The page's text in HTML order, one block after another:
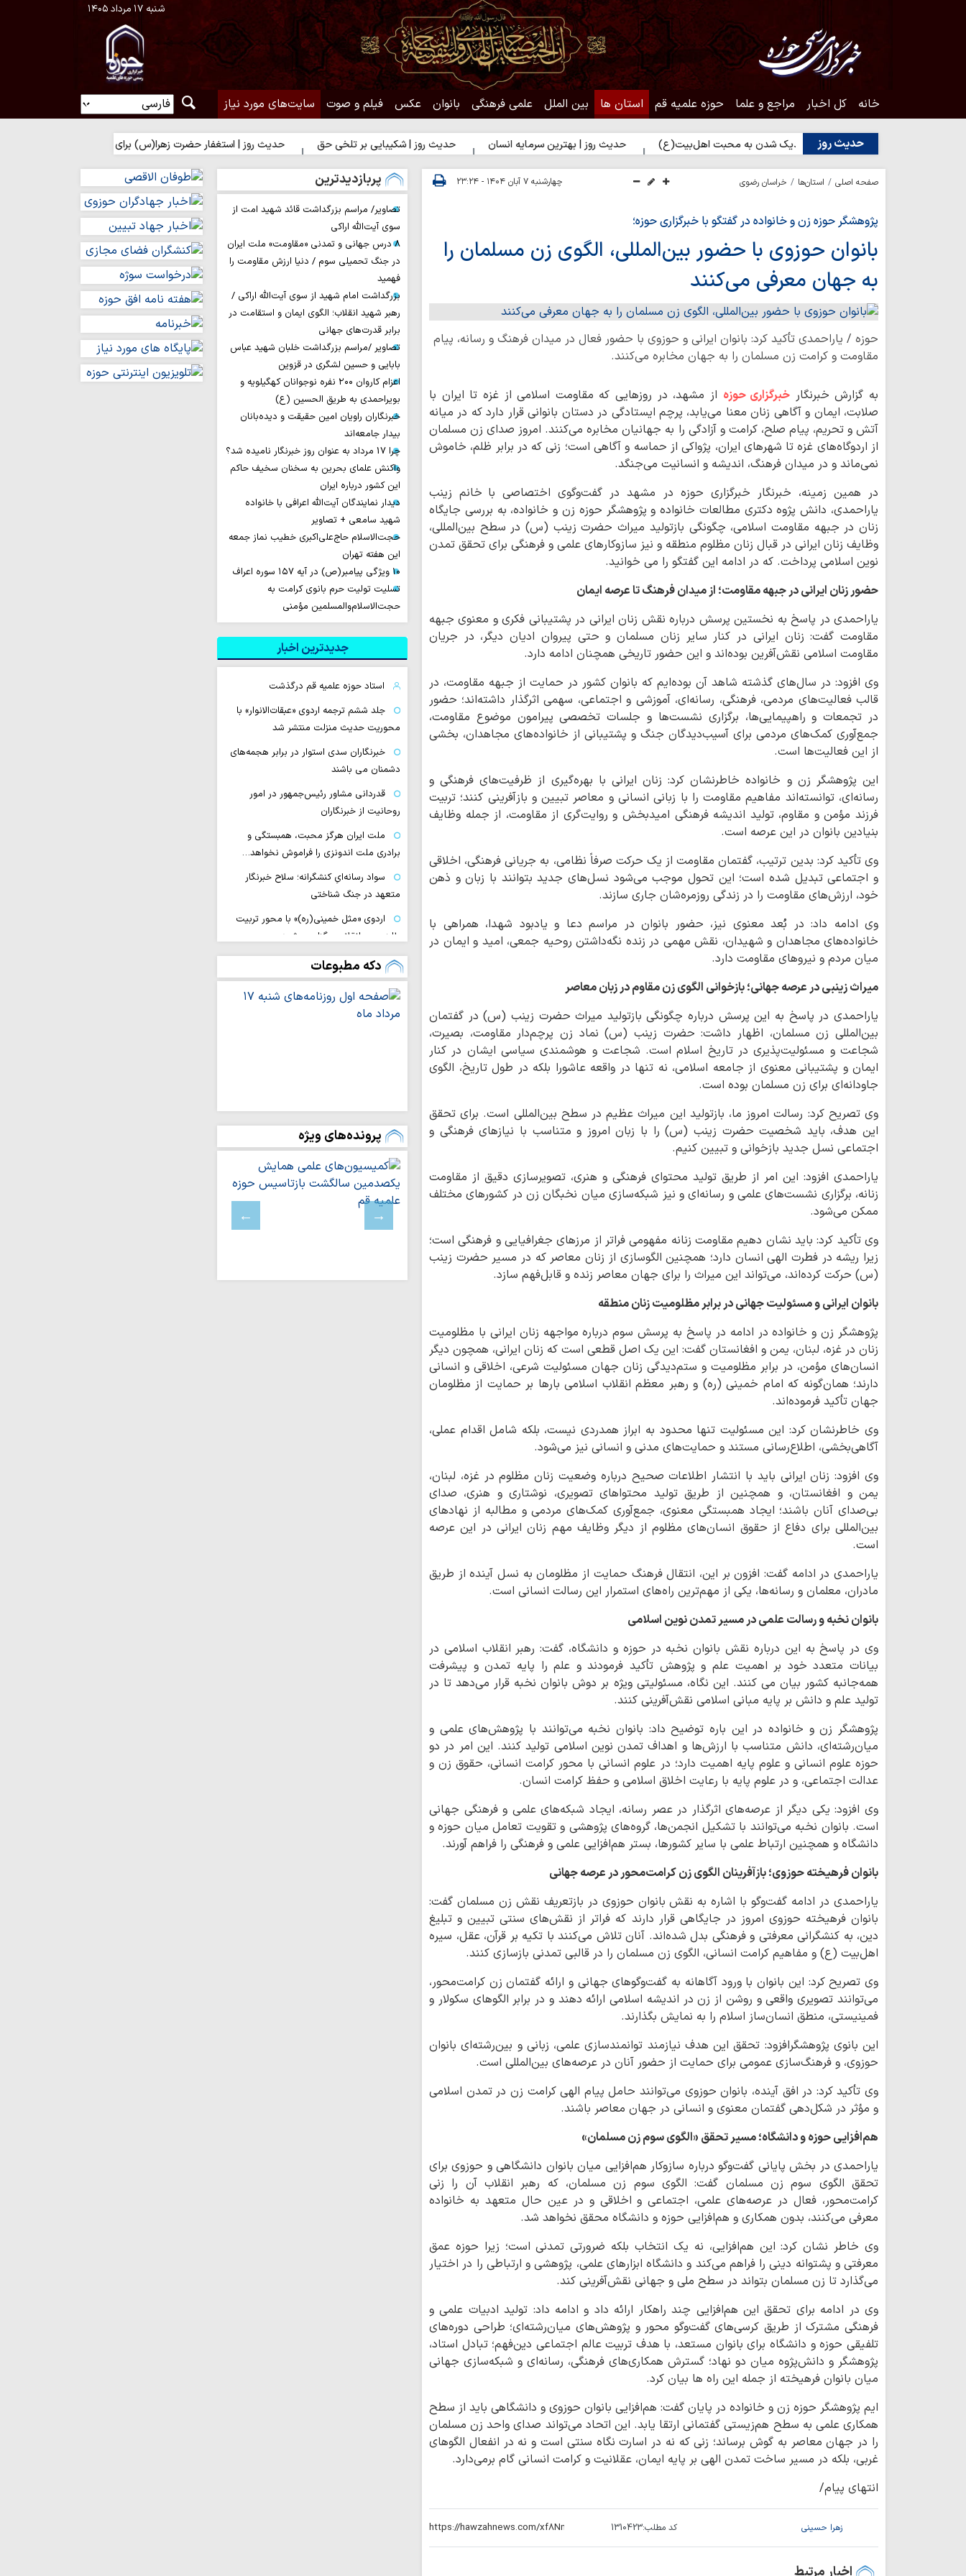
شنبه ۱۷ مرداد ۱۴۰۵
خانه کل اخبار مراجع و علما حوزه علمیه قم استان ها بین الملل علمی فرهنگی بانوان عکس فیلم و صوت سایت‌های مورد نیاز
حدیث روز
حدیث روز | راه نزدیک شدن به محبت اهل‌بیت(ع) حدیث روز | بهترین سرمایه انسان حدیث روز | شکیبایی بر تلخی حق حدیث روز | استغفار حضرت زهرا(س) برای زائران امام حسین(ع)
صفحه اصلی استان‌ها خراسان رضوی چهارشنبه ۷ آبان ۱۴۰۴ - ۲۳:۲۴
پژوهشگر حوزه زن و خانواده در گفتگو با خبرگزاری حوزه؛
بانوان حوزوی با حضور بین‌المللی، الگوی زن مسلمان را
به جهان معرفی می‌کنند
حوزه / یاراحمدی تأکید کرد: بانوان ایرانی و حوزوی با حضور فعال در میدان فرهنگ و رسانه، پیام
مقاومت و کرامت زن مسلمان را به جهان مخابره می‌کنند.
به گزارش خبرنگار خبرگزاری حوزه از مشهد، در روزهایی که مقاومت اسلامی از غزه تا ایران با
صلابت، ایمان و آگاهی زنان معنا می‌یابد، پرچم ایستادگی در دستان بانوانی قرار دارد که در میانه
آتش و تحریم، پیام صلح، کرامت و آزادگی را به جهانیان مخابره می‌کنند. امروز صدای زن مسلمان
از اردوگاه‌های غزه تا شهرهای ایران، پژواکی از حماسه و آگاهی است؛ زنی که در برابر ظلم، خاموش
نمی‌ماند و در میدان فرهنگ، اندیشه و انسانیت می‌جنگد.
در همین زمینه، خبرنگار خبرگزاری حوزه در مشهد در گفت‌وگوی اختصاصی با خانم زینب
یاراحمدی، دانش پژوه دکتری مطالعات خانواده و پژوهشگر حوزه زن و خانواده، به بررسی جایگاه
زنان در جبهه مقاومت اسلامی، چگونگی بازتولید میراث حضرت زینب (س) در سطح بین‌المللی،
وظایف زنان ایرانی در قبال زنان مظلوم منطقه و نیز سازوکارهای علمی و فرهنگی برای تحقق تمدن
نوین اسلامی پرداخت. که در ادامه این گفتگو را می خوانید.
حضور زنان ایرانی در جبهه مقاومت؛ از میدان فرهنگ تا عرصه ایمان
یاراحمدی در پاسخ به نخستین پرسش درباره نقش زنان ایرانی در پشتیبانی فکری و معنوی جبهه
مقاومت گفت: زنان ایرانی در کنار سایر زنان مسلمان و حتی پیروان ادیان دیگر، در جریان
مقاومت اسلامی نقش‌آفرین بوده‌اند و این حضور تاریخی همچنان ادامه دارد.
وی افزود: در سال‌های گذشته شاهد آن بوده‌ایم که بانوان کشور در حمایت از جبهه مقاومت، در
قالب فعالیت‌های مردمی، فرهنگی، رسانه‌ای، آموزشی و اجتماعی، سهمی اثرگذار داشته‌اند؛ حضور
در تجمعات و راهپیمایی‌ها، برگزاری نشست‌ها و جلسات تخصصی پیرامون موضوع مقاومت،
جمع‌آوری کمک‌های مردمی برای آسیب‌دیدگان جنگ و پشتیبانی از خانواده‌های مجاهدان، بخشی
از این فعالیت‌ها است.
این پژوهشگر زن و خانواده خاطرنشان کرد: زنان ایرانی با بهره‌گیری از ظرفیت‌های فرهنگی و
رسانه‌ای، توانسته‌اند مفاهیم مقاومت را با زبانی انسانی و معاصر تبیین و بازآفرینی کنند؛ تربیت
فرزند مؤمن و مقاوم، تولید اندیشه فرهنگی امیدبخش و روایت‌گری از مقاومت، از جمله وظایف
بنیادین بانوان در این عرصه است.
وی تأکید کرد: بدین ترتیب، گفتمان مقاومت از یک حرکت صرفاً نظامی، به جریانی فرهنگی، اخلاقی
و اجتماعی تبدیل شده است؛ این تحول موجب می‌شود نسل‌های جدید بتوانند با زبان و ذهن
خود، ارزش‌های مقاومت را در زندگی روزمره‌شان جاری سازند.
وی ادامه داد: در بُعد معنوی نیز، حضور بانوان در مراسم دعا و یادبود شهدا، همراهی با
خانواده‌های مجاهدان و شهیدان، نقش مهمی در زنده نگه‌داشتن روحیه جمعی، امید و ایمان در
میان مردم و نیروهای مقاومت دارد.
میراث زینبی در عرصه جهانی؛ بازخوانی الگوی زن مقاوم در زبان معاصر
یاراحمدی در پاسخ به این پرسش درباره چگونگی بازتولید میراث حضرت زینب (س) در گفتمان
بین‌المللی زن مسلمان، اظهار داشت: حضرت زینب (س) نماد زن پرچم‌دار مقاومت، بصیرت،
شجاعت و مسئولیت‌پذیری در تاریخ اسلام است. شجاعت و هوشمندی سیاسی ایشان در کنار
ایمان و پشتیبانی معنوی از جامعه اسلامی، نه تنها در واقعه عاشورا بلکه در طول تاریخ، الگوی
جاودانه‌ای برای زن مسلمان بوده است.
وی تصریح کرد: رسالت امروز ما، بازتولید این میراث عظیم در سطح بین‌المللی است. برای تحقق
این هدف، باید شخصیت حضرت زینب (س) را با زبان امروز و متناسب با نیازهای فرهنگی و
اجتماعی نسل جدید بازخوانی و تبیین کنیم.
یاراحمدی افزود: این امر از طریق تولید محتوای فرهنگی و هنری، تصویرسازی دقیق از مقاومت
زنانه، برگزاری نشست‌های علمی و رسانه‌ای و نیز شبکه‌سازی میان نخبگان زن در کشورهای مختلف
ممکن می‌شود.
وی تأکید کرد: باید نشان دهیم مقاومت زنانه مفهومی فراتر از مرزهای جغرافیایی و فرهنگی است؛
زیرا ریشه در فطرت الهی انسان دارد؛ همچنین الگوسازی از زنان معاصر که در مسیر حضرت زینب
(س) حرکت کرده‌اند، می‌تواند این میراث را برای جهان معاصر زنده و قابل‌فهم سازد.
بانوان ایرانی و مسئولیت جهانی در برابر مظلومیت زنان منطقه
پژوهشگر زن و خانواده در ادامه در پاسخ به پرسش سوم درباره مواجهه زنان ایرانی با مظلومیت
زنان در غزه، لبنان، یمن و افغانستان گفت: این یک اصل قطعی است که زنان ایرانی، همچون دیگر
انسان‌های مؤمن، در برابر مظلومیت و ستم‌دیدگی زنان جهان مسئولیت شرعی، اخلاقی و انسانی
دارند؛ همان‌گونه که امام خمینی (ره) و رهبر معظم انقلاب اسلامی بارها بر حمایت از مظلومان
جهان تأکید فرموده‌اند.
وی خاطرنشان کرد: این مسئولیت تنها محدود به ابراز همدردی نیست، بلکه شامل اقدام عملی،
آگاهی‌بخشی، اطلاع‌رسانی مستند و حمایت‌های مدنی و انسانی نیز می‌شود.
وی افزود: زنان ایرانی باید با انتشار اطلاعات صحیح درباره وضعیت زنان مظلوم در غزه، لبنان،
یمن و افغانستان، و همچنین از طریق تولید محتواهای تصویری، نوشتاری و هنری، صدای
بی‌صدای آنان باشند؛ ایجاد همبستگی معنوی، جمع‌آوری کمک‌های مردمی و مطالبه از نهادهای
بین‌المللی برای دفاع از حقوق انسان‌های مظلوم از دیگر وظایف مهم زنان ایرانی در این عرصه
است.
یاراحمدی در ادامه گفت: افزون بر این، انتقال فرهنگ حمایت از مظلومان به نسل آینده از طریق
مادران، معلمان و رسانه‌ها، یکی از مهم‌ترین راه‌های استمرار این رسالت انسانی است.
بانوان نخبه و رسالت علمی در مسیر تمدن نوین اسلامی
وی در پاسخ به این درباره نقش بانوان نخبه در حوزه و دانشگاه، گفت: رهبر انقلاب اسلامی در
بیانات متعدد خود بر اهمیت علم و پژوهش تأکید فرمودند و علم را پایه تمدن و پیشرفت
همه‌جانبه کشور بیان می کنند. این نگاه، مسئولیتی ویژه بر دوش بانوان نخبه قرار می‌دهد تا در
تولید علم و دانش بر پایه مبانی اسلامی نقش‌آفرینی کنند.
پژوهشگر زن و خانواده در این باره توضیح داد: بانوان نخبه می‌توانند با پژوهش‌های علمی و
میان‌رشته‌ای، دانش متناسب با ارزش‌ها و اهداف تمدن نوین اسلامی تولید کنند. این امر در دو
حوزه علوم انسانی و علوم پایه اهمیت دارد؛ در علوم انسانی با محور کرامت انسانی، حقوق زن و
عدالت اجتماعی، و در علوم پایه با رعایت اخلاق اسلامی و حفظ کرامت انسان.
وی افزود: یکی دیگر از عرصه‌های اثرگذار در عصر رسانه، ایجاد شبکه‌های علمی و فرهنگی جهانی
است. بانوان نخبه می‌توانند با تشکیل انجمن‌ها، گروه‌های پژوهشی و تقویت تعامل میان حوزه و
دانشگاه و همچنین ارتباط علمی با سایر کشورها، بستر هم‌افزایی علمی و فرهنگی را فراهم آورند.
بانوان فرهیخته حوزوی؛ بازآفرینان الگوی زن کرامت‌محور در عرصه جهانی
یاراحمدی در ادامه گفت‌وگو با اشاره به نقش بانوان حوزوی در بازتعریف نقش زن مسلمان گفت:
بانوان فرهیخته حوزوی امروز در جایگاهی قرار دارند که فراتر از نقش‌های سنتی تبیین و تبلیغ
دین، به کنشگرانی معرفتی و فرهنگی بدل شده‌اند. آنان تلاش می‌کنند با تکیه بر قرآن، عقل، سیره
اهل‌بیت (ع) و مفاهیم کرامت انسانی، الگوی زن مسلمان را در قالبی تمدنی بازسازی کنند.
وی تصریح کرد: این بانوان با ورود آگاهانه به گفت‌وگوهای جهانی و ارائه گفتمان زن کرامت‌محور،
می‌توانند تصویری واقعی و روشن از زن در اندیشه اسلامی ارائه دهند و در برابر الگوهای سکولار و
فمینیستی، منطق انسان‌ساز اسلام را به نمایش بگذارند.
این بانوی پژوهشگرافزود: تحقق این هدف نیازمند توانمندسازی علمی، زبانی و بین‌رشته‌ای بانوان
حوزوی، و فرهنگ‌سازی عمومی برای حمایت از حضور آنان در عرصه‌های بین‌المللی است.
وی تأکید کرد: در افق آینده، بانوان حوزوی می‌توانند حامل پیام الهی کرامت زن در تمدن اسلامی
و مؤثر در شکل‌دهی گفتمان معنوی و انسانی در جهان معاصر باشند.
هم‌افزایی حوزه و دانشگاه؛ مسیر تحقق «الگوی سوم زن مسلمان»
یاراحمدی در بخش پایانی گفت‌وگو درباره سازوکار هم‌افزایی میان بانوان دانشگاهی و حوزوی برای
تحقق الگوی سوم زن مسلمان گفت: الگوی سوم زن مسلمان، که رهبر انقلاب آن را زنی
کرامت‌محور، فعال در عرصه‌های علمی، اجتماعی و اخلاقی و در عین حال متعهد به خانواده
معرفی می‌کنند، بدون همکاری و هم‌افزایی حوزه و دانشگاه محقق نخواهد شد.
وی خاطر نشان کرد: این هم‌افزایی، نه یک انتخاب بلکه ضرورتی تمدنی است؛ زیرا حوزه عمق
معرفتی و پشتوانه دینی را فراهم می‌کند و دانشگاه ابزارهای علمی، پژوهشی و ارتباطی را در اختیار
می‌گذارد تا زن مسلمان بتواند در سطح ملی و جهانی نقش‌آفرینی کند.
وی در ادامه برای تحقق این هم‌افزایی چند راهکار ارائه داد و ادامه داد: تولید ادبیات علمی و
فرهنگی مشترک از طریق کرسی‌های گفت‌وگو محور و پژوهش‌های میان‌رشته‌ای؛ طراحی دوره‌های
تلفیقی حوزه و دانشگاه برای بانوان مستعد، با هدف تربیت عالم اجتماعی دین‌فهم؛ تبادل استاد،
پژوهشگر و دانش‌پژوه میان دو نهاد؛ گسترش همکاری‌های فرهنگی، رسانه‌ای و شبکه‌سازی جهانی
میان بانوان فرهیخته از جمله این راه ها بیان کرد.
ایم پژوهشگر حوزه زن و خانواده در پایان گفت: هم‌افزایی بانوان حوزوی و دانشگاهی باید از سطح
همکاری علمی به سطح هم‌زیستی گفتمانی ارتقا یابد. این اتحاد می‌تواند صدای واحد زن مسلمان
را در جهان معاصر به گوش برساند؛ زنی که نه در اسارت نگاه سنتی است و نه در انفعال الگوهای
غربی، بلکه در مسیر ساخت تمدن الهی بر پایه ایمان، عقلانیت و کرامت انسانی گام برمی‌دارد.
انتهای پیام/
زهرا حسینی کد مطلب:1310423
اخبار مرتبط
پربازدیدترین
تصاویر/ مراسم بزرگداشت قائد شهید امت از
سوی آیت‌الله اراکی
۸ درس جهانی و تمدنی «مقاومت» ملت ایران
در جنگ تحمیلی سوم / دنیا ارزش مقاومت را
فهمید
بزرگداشت امام شهید از سوی آیت‌الله اراکی /
رهبر شهید انقلاب؛ الگوی ایمان و استقامت در
برابر قدرت‌های جهانی
تصاویر /مراسم بزرگداشت خلبان شهید عباس
بابایی و حسین لشگری در قزوین
اعزام کاروان ۲۰۰ نفره نوجوانان کهگیلویه و
بویراحمدی به طریق الحسین (ع)
خبرنگاران راویان امین حقیقت و دیده‌بانان
بیدار جامعه‌اند
چرا 17 مرداد به عنوان روز خبرنگار نامیده شد؟
واکنش علمای بحرین به سخنان سخیف حاکم
این کشور درباره ایران
دیدار نمایندگان آیت‌الله اعرافی با خانواده
شهید سامعی + تصاویر
حجت‌الاسلام حاج‌علی‌اکبری خطیب نماز جمعه
این هفته تهران
۱۰ ویژگی پیامبر(ص) در آیه ۱۵۷ سوره اعراف
تسلیت تولیت حرم بانوی کرامت به
حجت‌الاسلام‌والمسلمین مؤمنی
جدیدترین اخبار
استاد حوزه علمیه قم درگذشت
جلد ششم ترجمه اردوی «عبقات‌الانوار» با
محوریت حدیث منزلت منتشر شد
خبرنگاران سدی استوار در برابر هجمه‌های
دشمنان می باشند
قدردانی مشاور رئیس‌جمهور در امور
روحانیت از خبرنگاران
ملت ایران هرگز محبت، همبستگی و
برادری ملت اندونزی را فراموش نخواهد…
سواد رسانه‌ایِ کنشگرانه؛ سلاح خبرنگار
متعهد در جنگ شناختی
اردوی «مثل خمینی(ره)» با محور تربیت
طلبه عصر انقلاب برگزار می‌شود…
کارگاه تخصصی «زوج‌درمانی شناختی ـ
رفتاری پیشرفته» برگزار می‌شود
پیام تبریک مدیرکل تبلیغات اسلامی
همدان به مناسبت روز خبرنگار
رسالت رسانه‌های تراز انقلاب، تحول از
«خبرنگاری سنتی» به «هدایت‌گری…
تداوم ۱۱۷ شب هم‌نشینی بی‌واسطه
روحانیت با مردم در گرگان+ عکس
خبرنگاران، پرچمداران آگاهی و مطالبه‌گران
حقیقت هستند
دکه مطبوعات
پرونده‌های ویژه